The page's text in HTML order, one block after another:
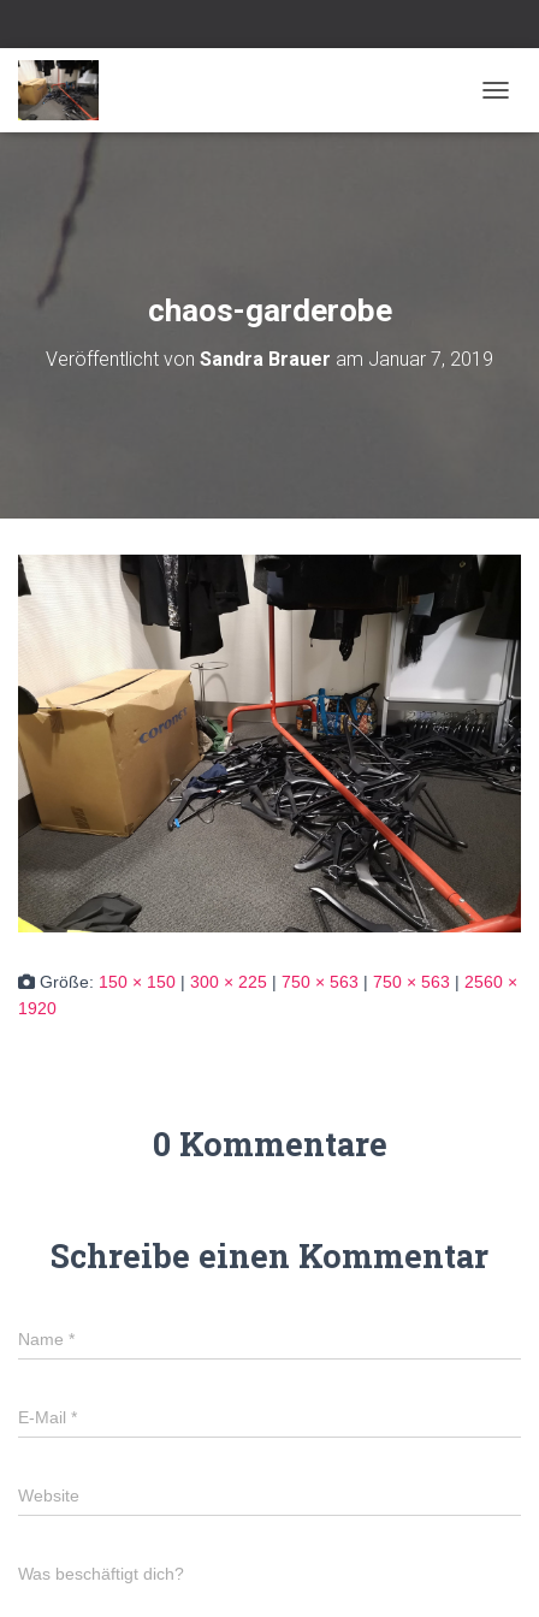
chaos-garderobe
Veröffentlicht von Sandra Brauer am Januar 7, 2019
Größe: 150 × 150 | 300 × 225 | 750 × 563 | 750 × 563 | 2560 ×
1920
0 Kommentare
Schreibe einen Kommentar
Name *
E-Mail *
Website
Was beschäftigt dich?